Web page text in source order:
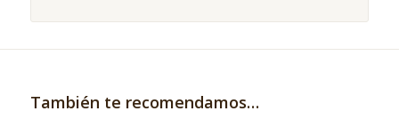
También te recomendamos…